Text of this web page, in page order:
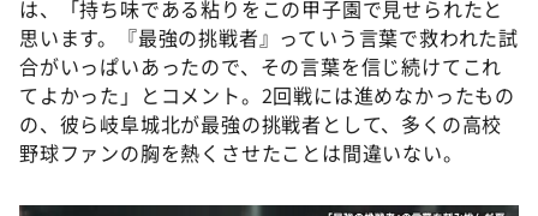
は、「持ち味である粘りをこの甲子園で見せられたと
思います。『最強の挑戦者』っていう言葉で救われた試
合がいっぱいあったので、その言葉を信じ続けてこれ
てよかった」とコメント。2回戦には進めなかったもの
の、彼ら岐阜城北が最強の挑戦者として、多くの高校
野球ファンの胸を熱くさせたことは間違いない。